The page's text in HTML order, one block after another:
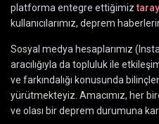
platforma entegre ettiğimiz
kullanıcılarımız, deprem
Sosyal medya hesaplarımız
aracılığıyla da topluluk ile
ve farkındalığı konusunda
yürütmekteyiz. Amacımız, her
ve olası bir deprem durumuna